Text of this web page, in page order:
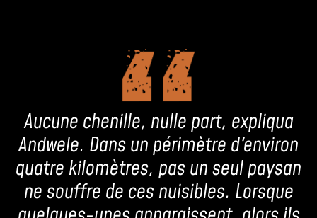
Aucune chenille, nulle part, expliqua
Andwele. Dans un périmètre d'environ
quatre kilomètres, pas un seul paysan
ne souffre de ces nuisibles. Lorsque